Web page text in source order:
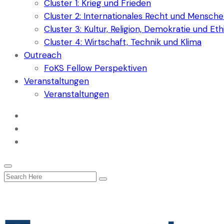
Cluster 1: Krieg und Frieden
Cluster 2: Internationales Recht und
Cluster 3: Kultur, Religion, Demokratie und
Cluster 4: Wirtschaft, Technik und Klima
Outreach
FoKS Fellow Perspektiven
Veranstaltungen
Veranstaltungen